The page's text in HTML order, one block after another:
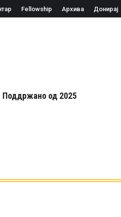
Fellowship Архива Донирај
Поддржано од 2025